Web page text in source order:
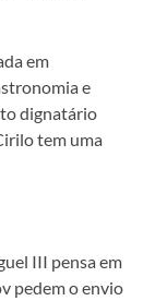
em
e
dignatário
tem uma
III pensa em
pedem o envio